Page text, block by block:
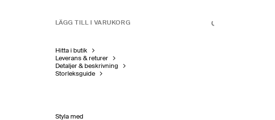
LÄGG TILL I VARUKORG
Hitta i butik
Leverans & returer
Detaljer & beskrivning
Storleksguide
Styla med